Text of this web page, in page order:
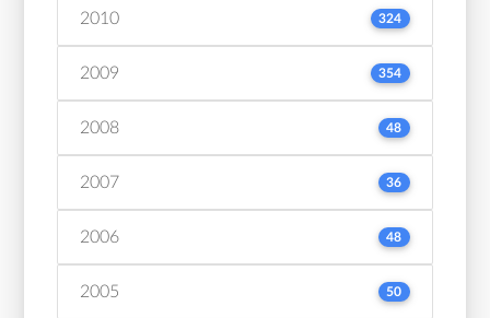
2010 324
2009 354
2008 48
2007 36
2006 48
2005 50